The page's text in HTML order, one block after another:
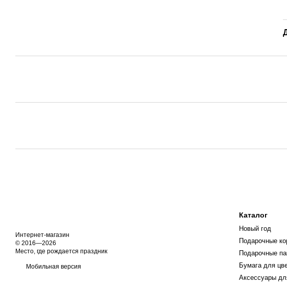
Интернет-магазин
© 2016—2026
Место, где рождается праздник
Мобильная версия
Каталог
Новый год
Подарочные
Подарочные
Бумага для
Аксессуары